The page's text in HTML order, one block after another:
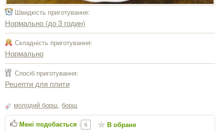
Швидкість приготування:
Нормально (до 3 годин)
Складність приготування:
Нормально
Спосіб приготування:
Рецепти для плити
молодий борщ, борщ
Мені подобається 6 В обране